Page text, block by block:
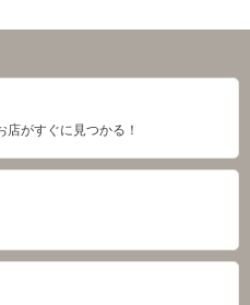
がすぐに見つかる！